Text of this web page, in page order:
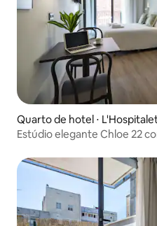
Quarto de hotel ⋅
Estúdio elegante Chloe 22